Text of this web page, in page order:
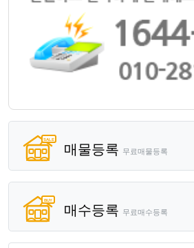
매물등록 무료매물등록
매수등록 무료매수등록